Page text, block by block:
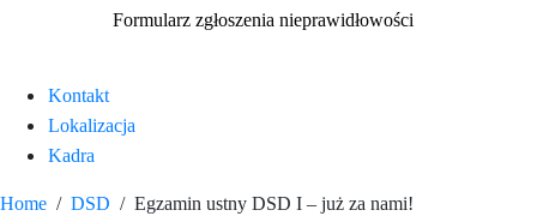
Formularz zgłoszenia nieprawidłowości
Kontakt
Lokalizacja
Kadra
Home DSD Egzamin ustny DSD I – już za nami!